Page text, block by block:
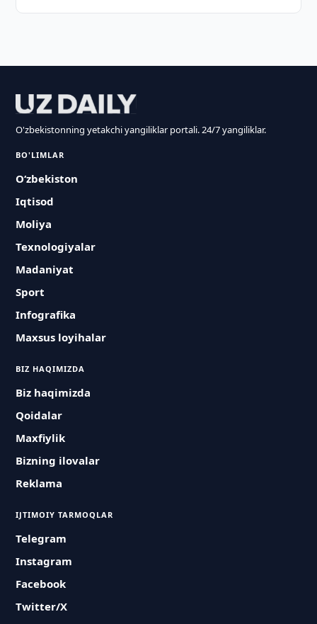
O'zbekistonning yetakchi yangiliklar portali. 24/7 yangiliklar.
BO'LIMLAR
O‘zbekiston
Iqtisod
Moliya
Texnologiyalar
Madaniyat
Sport
Infografika
Maxsus loyihalar
BIZ HAQIMIZDA
Biz haqimizda
Qoidalar
Maxfiylik
Bizning ilovalar
Reklama
IJTIMOIY TARMOQLAR
Telegram
Instagram
Facebook
Twitter/X